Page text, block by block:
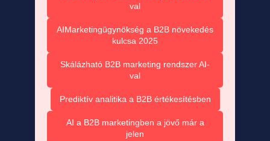
val
AIMarketingügynökség a B2B növekedés
kulcsa 2025
Skálázható B2B marketing rendszer AI-
val
Prediktív analitika a B2B értékesítésben
AI a B2B marketingben a jövő már a
jelen